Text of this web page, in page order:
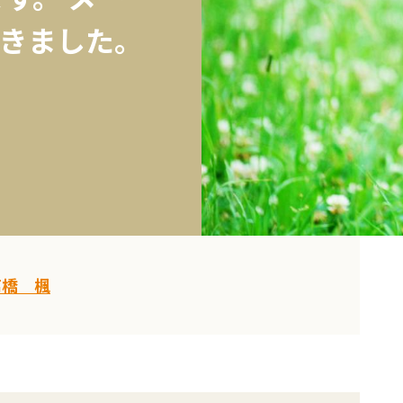
ました。
橋 楓